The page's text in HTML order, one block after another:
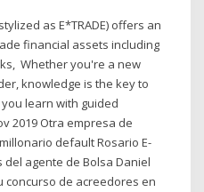
as E*TRADE) offers an
financial assets including
Whether you're a new
knowledge is the key to
learn with guided
2019 Otra empresa de
default Rosario E-
agente de Bolsa Daniel
concurso de acreedores en